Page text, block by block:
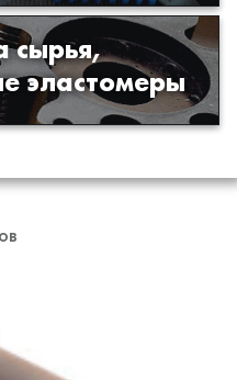
эластомеры
производства
из полиуретана